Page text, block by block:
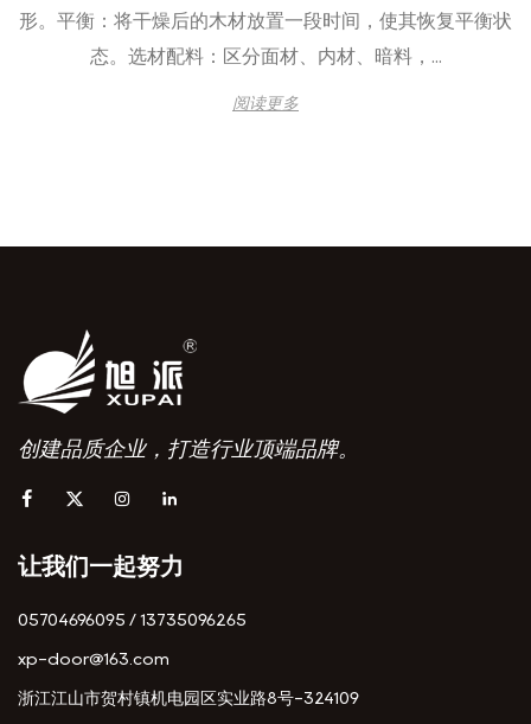
形。平衡：将干燥后的木材放置一段时间，使其恢复平衡状
态。选材配料：区分面材、内材、暗料，...
阅读更多
创建品质企业，打造行业顶端品牌。
让我们一起努力
05704696095 / 13735096265
xp-door@163.com
浙江江山市贺村镇机电园区实业路8号-324109